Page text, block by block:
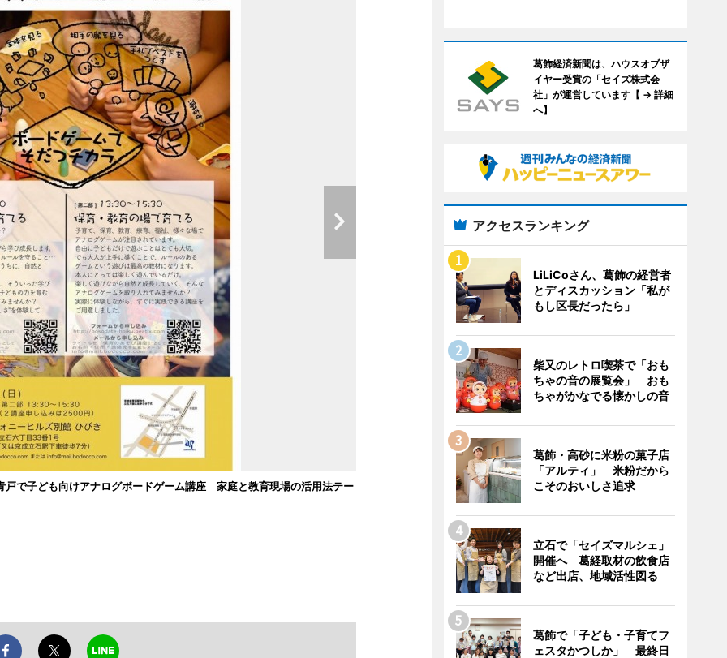
戸で子ども向けアナログボードゲーム講座 家庭と教育現場の活用法テー
葛飾経済新聞は、ハウスオブザ
イヤー受賞の「セイズ株式会
社」が運営しています【 → 詳細
へ】
アクセスランキング
LiLiCoさん、葛飾の経営者
とディスカッション「私が
もし区長だったら」
柴又のレトロ喫茶で「おも
ちゃの音の展覧会」 おも
ちゃがかなでる懐かしの音
葛飾・高砂に米粉の菓子店
「アルティ」 米粉だから
こそのおいしさ追求
立石で「セイズマルシェ」
開催へ 葛経取材の飲食店
など出店、地域活性図る
葛飾で「子ども・子育てフ
ェスタかつしか」 最終日